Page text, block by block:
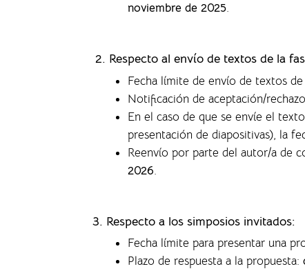
noviembre de 2025.
2. Respecto al envío de textos de la
Fecha límite de envío de textos
Notificación de aceptación/
En el caso de que se envíe el
presentación de diapositivas), la f
Reenvío por parte del autor/a de
2026.
3. Respecto a los simposios invitados:
Fecha límite para presentar una
Plazo de respuesta a la propuesta: